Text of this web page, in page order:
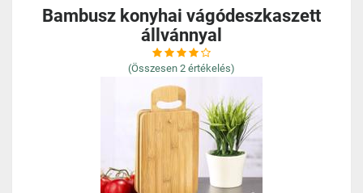
Bambusz konyhai vágódeszkaszett
állvánnyal
(Összesen 2 értékelés)